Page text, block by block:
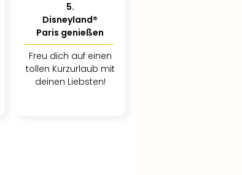
5.
Disneyland®
Paris genießen
Freu dich auf einen
tollen Kurzurlaub mit
deinen Liebsten!